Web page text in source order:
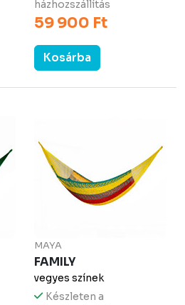
házhozszállítás
59 900 Ft
Kosárba
MAYA
FAMILY
vegyes színek
Készleten a